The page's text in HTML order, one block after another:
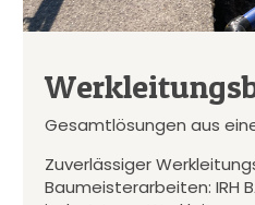
Gesamtlösungen aus
Zuverlässiger
Baumeisterarbeiten: IRH